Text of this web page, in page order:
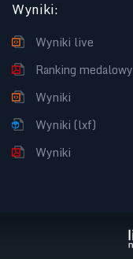
Wyniki:
Wyniki live
Ranking medalowy
Wyniki
Wyniki (lxf)
Wyniki